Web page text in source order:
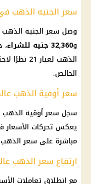
سعر الجنيه الذهب في
وصل سعر الجنيه الذهب
و32,360 جنيه للشراء ،
الذهب لعيار 21 نظرًا لاحتوائه على 8 جرامات من
الخالص.
سعر أوقية الذهب
سجل سعر أوقية الذهب
يعكس تحركات الأسعار
مباشرة على سعر الذهب
ارتفاع سعر الذهب
مع انطلاق تعاملات